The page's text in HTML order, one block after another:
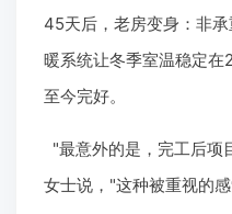
45天后，老房变身：非
暖系统让冬季室温稳定
至今完好。
"最意外的是，完工后项
女士说，"这种被重视的